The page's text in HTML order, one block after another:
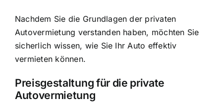
Nachdem Sie die Grundlagen der privaten
Autovermietung verstanden haben, möchten Sie
sicherlich wissen, wie Sie Ihr Auto effektiv
vermieten können.
Preisgestaltung für die private
Autovermietung